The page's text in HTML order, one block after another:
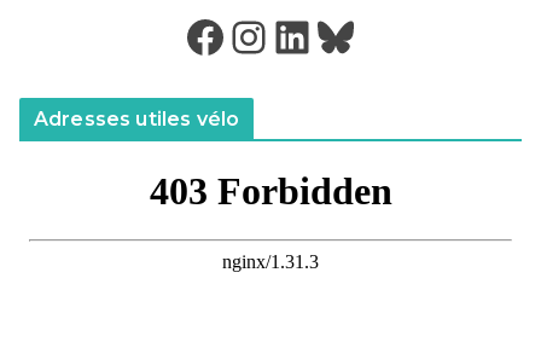
Facebook Instagram LinkedIn Bluesky
Adresses utiles vélo